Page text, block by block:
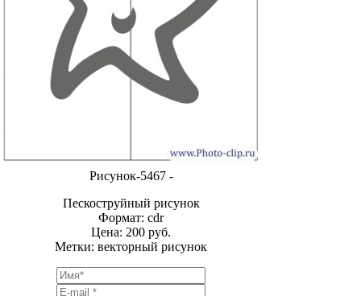
Рисунок-5467 -
Пескоструйный рисунок
Формат: cdr
Цена: 200 руб.
Метки: векторный рисунок